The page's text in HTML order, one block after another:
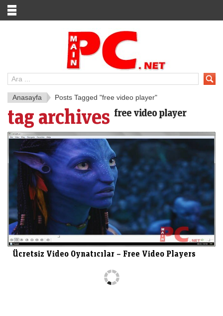
Anasayfa Posts Tagged "free video player"
tag archives free video player
Ücretsiz Video Oynatıcılar – Free Video Players